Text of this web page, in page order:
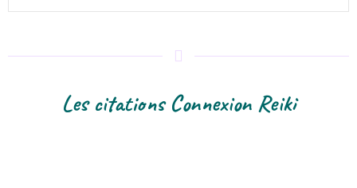
Les citations Connexion Reiki